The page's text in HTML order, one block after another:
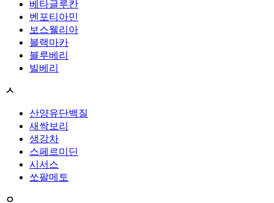
베타글루칸
벤포티아민
보스웰리아
블랙마카
블루베리
빌베리
ㅅ
산양유단백질
새싹보리
생강차
스페르미딘
시서스
쏘팔메토
ㅇ